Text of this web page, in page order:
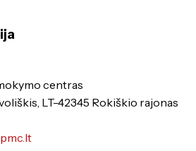
vietos
turintiems kvalifikaciją
moduliai bendrojo ugdymo
vertinimas
paslaugos
pirminis mokymas
mokymas
profesinio mokymo
centras
LT-42345 Rokiškio rajonas